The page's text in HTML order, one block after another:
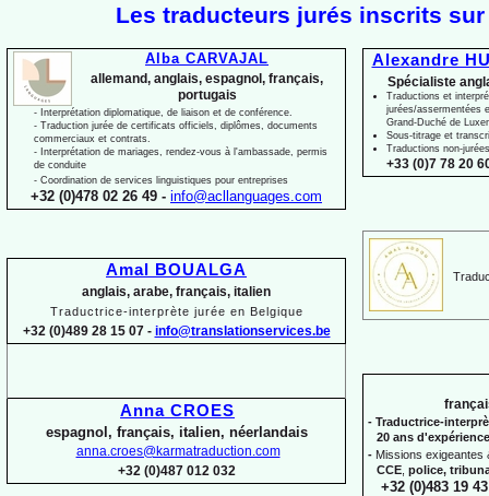
Les traducteurs jurés inscrits
Alexandre
Spécialiste
Traductions et
jurées/assermentées
Grand-Duché de
Sous-titrage et
Traductions non-
+33 (0)7 78 20
- Traductrice-
20 ans
- Missions exigeantes
CCE police,
+32 (0)483 19
Alba CARVAJAL
allemand, anglais, espagnol, français,
portugais
- Interprétation diplomatique, de liaison et de conférence.
- Traduction jurée de certificats officiels, diplômes, documents
commerciaux et contrats.
- Interprétation de mariages, rendez-vous à l'ambassade, permis
de conduite
- Coordination de services linguistiques pour entreprises
+32 (0)478 02 26 49 - info@acllanguages.com
Amal BOUALGA
anglais, arabe, français, italien
Traductrice-interprète jurée en Belgique
+32 (0)489 28 15 07 - info@translationservices.be
Anna CROES
espagnol, français, italien, néerlandais
anna.croes@karmatraduction.com
+32 (0)487 012 032